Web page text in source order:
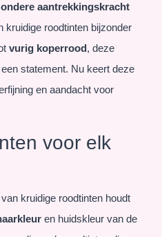
aantrekkingskracht
kruidige roodtinten bijzonder
vurig koperrood, deze
statement. Nu keert deze
en aandacht voor
voor elk
kruidige roodtinten houdt
en huidskleur van de